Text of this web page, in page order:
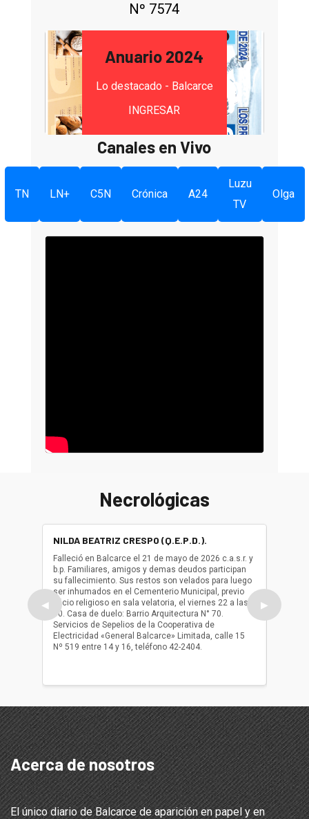
Nº 7574
Anuario 2024
Lo destacado - Balcarce
INGRESAR
Canales en Vivo
TN LN+ C5N Crónica A24
Luzu
TV
Olga
Necrológicas
◀
NILDA BEATRIZ CRESPO (Q.E.P.D.).
Falleció en Balcarce el 21 de mayo de 2026 c.a.s.r. y
b.p. Familiares, amigos y demas deudos participan
su fallecimiento. Sus restos son velados para luego
ser inhumados en el Cementerio Municipal, previo
oficio religioso en sala velatoria, el viernes 22 a las
10. Casa de duelo: Barrio Arquitectura N° 70.
Servicios de Sepelios de la Cooperativa de
Electricidad «General Balcarce» Limitada, calle 15
Nº 519 entre 14 y 16, teléfono 42-2404.
ser
oficio
▶
Acerca de nosotros
El único diario de Balcarce de aparición en papel y en